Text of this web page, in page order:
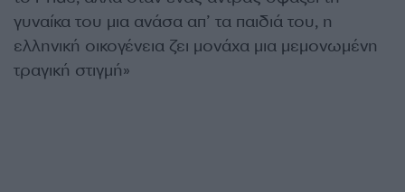
γυναίκα του μια ανάσα απ’ τα παιδιά του, η
ελληνική οικογένεια ζει μονάχα μια μεμονωμένη
τραγική στιγμή»